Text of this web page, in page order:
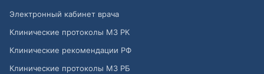
Электронный кабинет врача
Клинические протоколы МЗ РК
Клинические рекомендации РФ
Клинические протоколы МЗ РБ